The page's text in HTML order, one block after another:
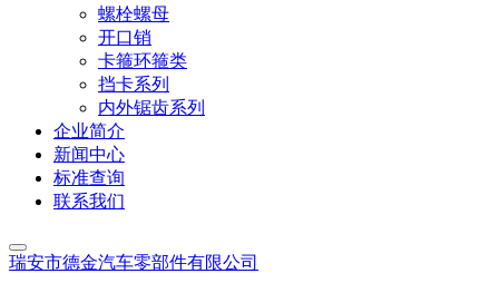
螺栓螺母
开口销
卡箍环箍类
挡卡系列
内外锯齿系列
企业简介
新闻中心
标准查询
联系我们
瑞安市德金汽车零部件有限公司